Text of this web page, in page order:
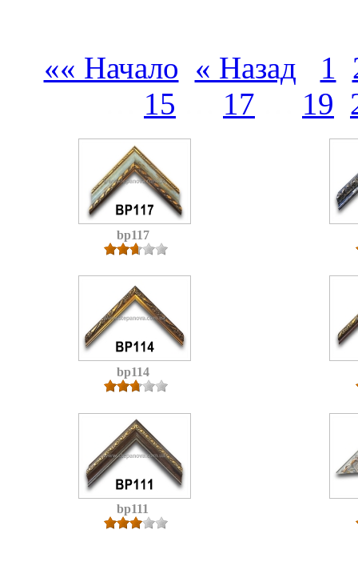
«« Начало « Назад 1
15 17 19
bp117
bp114
bp111